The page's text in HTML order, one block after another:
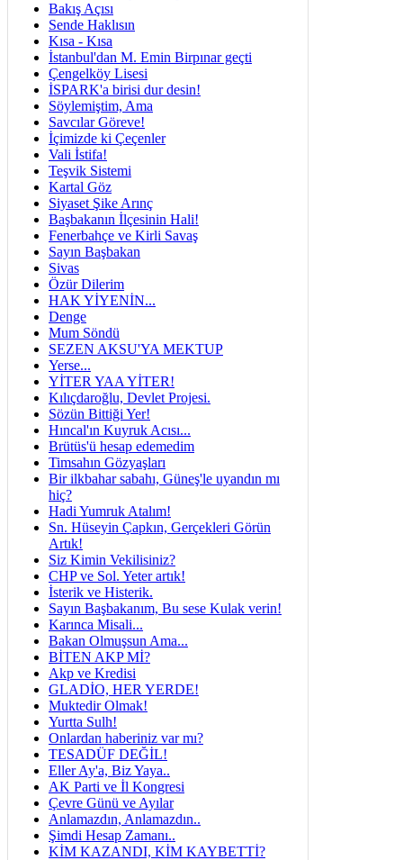
Bakış Açısı
Sende Haklısın
Kısa - Kısa
İstanbul'dan M. Emin Birpınar geçti
Çengelköy Lisesi
İSPARK'a birisi dur desin!
Söylemiştim, Ama
Savcılar Göreve!
İçimizde ki Çeçenler
Vali İstifa!
Teşvik Sistemi
Kartal Göz
Siyaset Şike Arınç
Başbakanın İlçesinin Hali!
Fenerbahçe ve Kirli Savaş
Sayın Başbakan
Sivas
Özür Dilerim
HAK YİYENİN...
Denge
Mum Söndü
SEZEN AKSU'YA MEKTUP
Yerse...
YİTER YAA YİTER!
Kılıçdaroğlu, Devlet Projesi.
Sözün Bittiği Yer!
Hıncal'ın Kuyruk Acısı...
Brütüs'ü hesap edemedim
Timsahın Gözyaşları
Bir ilkbahar sabahı, Güneş'le uyandın mı
hiç?
Hadi Yumruk Atalım!
Sn. Hüseyin Çapkın, Gerçekleri Görün
Artık!
Siz Kimin Vekilisiniz?
CHP ve Sol. Yeter artık!
İsterik ve Histerik.
Sayın Başbakanım, Bu sese Kulak verin!
Karınca Misali...
Bakan Olmuşsun Ama...
BİTEN AKP Mİ?
Akp ve Kredisi
GLADİO, HER YERDE!
Muktedir Olmak!
Yurtta Sulh!
Onlardan haberiniz var mı?
TESADÜF DEĞİL!
Eller Ay'a, Biz Yaya..
AK Parti ve İl Kongresi
Çevre Günü ve Ayılar
Anlamazdın, Anlamazdın..
Şimdi Hesap Zamanı..
KİM KAZANDI, KİM KAYBETTİ?